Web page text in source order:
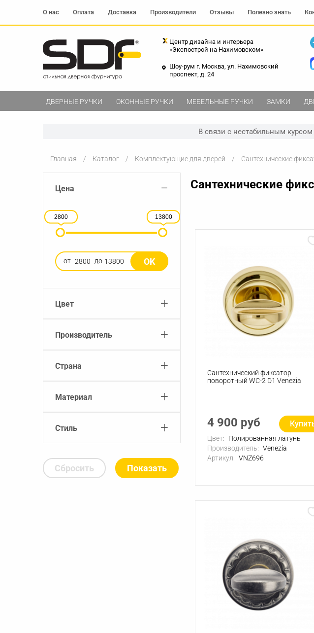
Центр дизайна и интерьера
«Экспострой на Нахимовском»
Шоу-рум г. Москва, ул. Нахимовский
проспект, д. 24
О нас Оплата Доставка Производители Отзывы Полезно знать
ДВЕРНЫЕ РУЧКИ ОКОННЫЕ РУЧКИ МЕБЕЛЬНЫЕ РУЧКИ ЗАМКИ
В связи с нестабильным
Главная Каталог Комплектующие для дверей Сантехнические
Цена −
2800 13800
от до OK
Цвет +
Производитель +
Страна +
Материал +
Стиль +
Сбросить
Сантехнические
Сантехнический фиксатор
поворотный WC-2 D1 Venezia
4 900 руб
Цвет:
Полированная латунь
Производитель: Venezia
Артикул: VNZ696